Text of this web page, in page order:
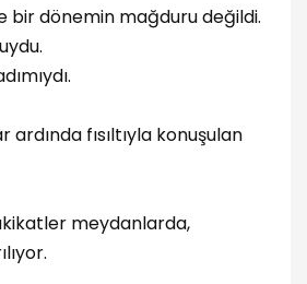
bir dönemin mağduru değildi.
ardında fısıltıyla konuşulan
meydanlarda,